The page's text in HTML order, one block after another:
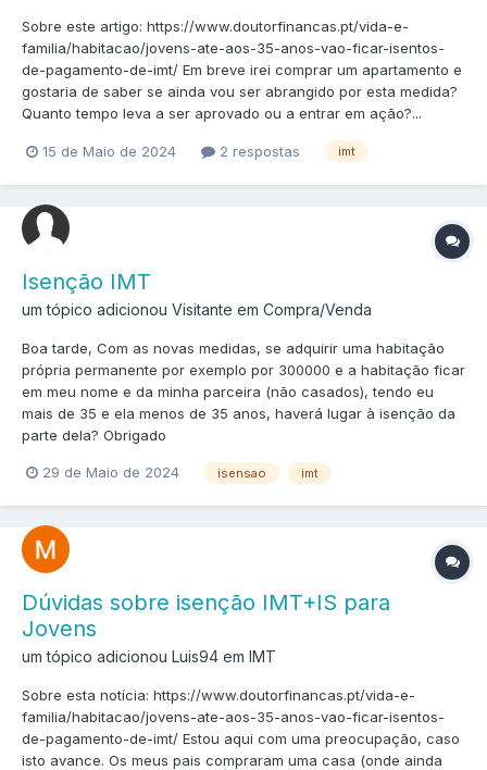
Sobre este artigo: https://www.doutorfinancas.pt/vida-e-
familia/habitacao/jovens-ate-aos-35-anos-vao-ficar-isentos-
de-pagamento-de-imt/ Em breve irei comprar um apartamento e
gostaria de saber se ainda vou ser abrangido por esta medida?
Quanto tempo leva a ser aprovado ou a entrar em ação?...
15 de Maio de 2024 2 respostas imt
Isenção IMT
um tópico adicionou Visitante em Compra/Venda
Boa tarde, Com as novas medidas, se adquirir uma habitação
própria permanente por exemplo por 300000 e a habitação ficar
em meu nome e da minha parceira (não casados), tendo eu
mais de 35 e ela menos de 35 anos, haverá lugar à isenção da
parte dela? Obrigado
29 de Maio de 2024 isensao imt
Dúvidas sobre isenção IMT+IS para
Jovens
um tópico adicionou Luis94 em IMT
Sobre esta notícia: https://www.doutorfinancas.pt/vida-e-
familia/habitacao/jovens-ate-aos-35-anos-vao-ficar-isentos-
de-pagamento-de-imt/ Estou aqui com uma preocupação, caso
isto avance. Os meus pais compraram uma casa (onde ainda